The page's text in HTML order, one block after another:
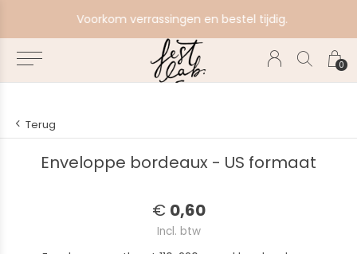
0
Voorkom verrassingen en bestel tijdig.
Terug
Enveloppe bordeaux - US formaat
€ 0,60
Incl. btw